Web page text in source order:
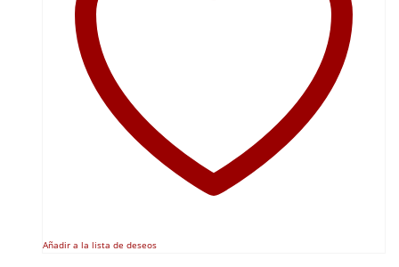
Añadir a la lista de deseos